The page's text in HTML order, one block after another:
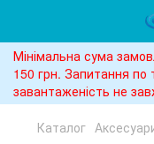
Мінімальна сума
150 грн. Запитання по
завантаженість не
Каталог